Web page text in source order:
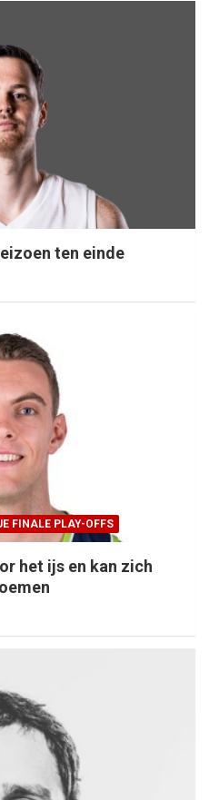
ten einde
FINALE PLAY-OFFS
het ijs en kan zich